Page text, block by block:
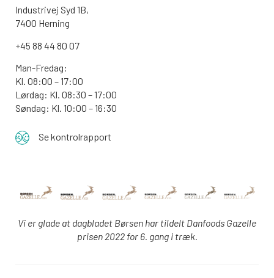
Industrivej Syd 1B,
7400 Herning
+45 88 44 80 07
Man-Fredag:
Kl. 08:00 – 17:00
Lørdag: Kl. 08:30 – 17:00
Søndag: Kl. 10:00 – 16:30
Se kontrolrapport
Vi er glade at dagbladet Børsen har tildelt Danfoods Gazelle
prisen 2022 for 6. gang i træk.